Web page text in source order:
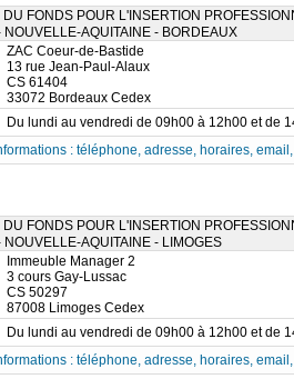
FONDS POUR L'INSERTION
AQUITAINE - BORDEAUX
ZAC Coeur-de-Bastide
13 rue Jean-Paul-Alaux
CS 61404
33072 Bordeaux Cedex
Du lundi au vendredi de 09h00 à 12h00 et de
: téléphone, adresse, horaires,
FONDS POUR L'INSERTION
AQUITAINE - LIMOGES
Immeuble Manager 2
3 cours Gay-Lussac
CS 50297
87008 Limoges Cedex
Du lundi au vendredi de 09h00 à 12h00 et de
: téléphone, adresse, horaires,